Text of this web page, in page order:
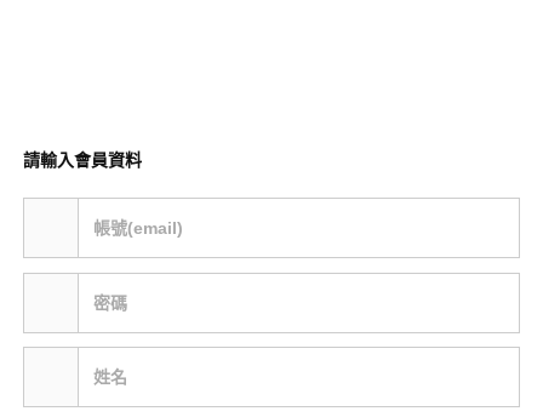
請輸入會員資料
帳號(email)
密碼
姓名